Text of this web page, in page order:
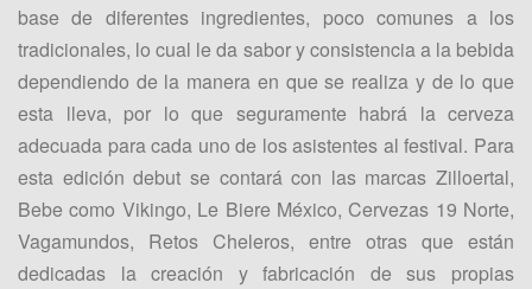
base de diferentes ingredientes, poco comunes a los
tradicionales, lo cual le da sabor y consistencia a la bebida
dependiendo de la manera en que se realiza y de lo que
esta lleva, por lo que seguramente habrá la cerveza
adecuada para cada uno de los asistentes al festival. Para
esta edición debut se contará con las marcas Zilloertal,
Bebe como Vikingo, Le Biere México, Cervezas 19 Norte,
Vagamundos, Retos Cheleros, entre otras que están
dedicadas la creación y fabricación de sus propias